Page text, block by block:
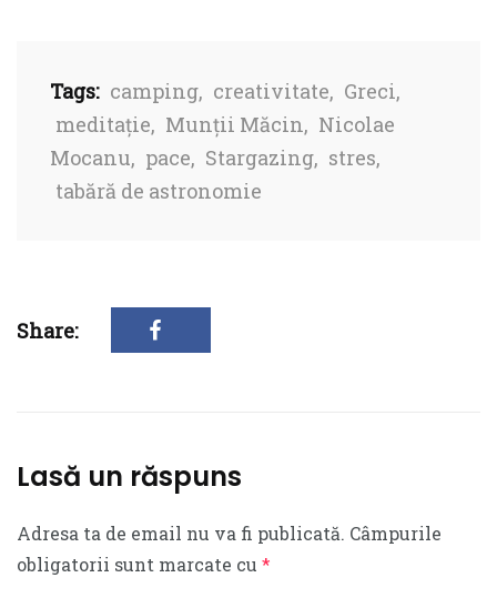
Tags: camping, creativitate, Greci,
meditație, Munții Măcin, Nicolae
Mocanu, pace, Stargazing, stres,
tabără de astronomie
Share:
Lasă un răspuns
Adresa ta de email nu va fi publicată. Câmpurile
obligatorii sunt marcate cu *